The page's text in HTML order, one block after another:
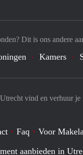
vind en verhuur
Faq Voor
aanbieden in
Dit is ons andere
Kamers